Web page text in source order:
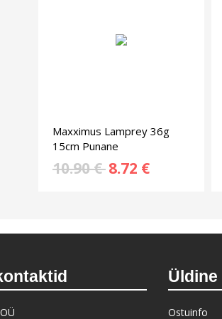
Maxximus Lamprey 36g
15cm Punane
10.90 €8.72 €
Üldine
Ostuinfo